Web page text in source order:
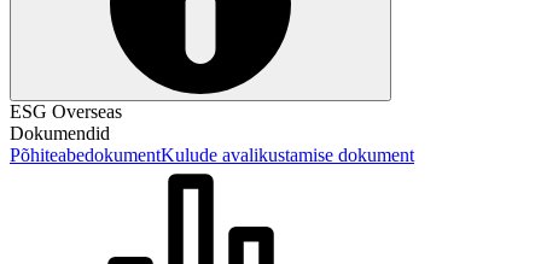
ESG Overseas
Dokumendid
PõhiteabedokumentKulude avalikustamise dokument